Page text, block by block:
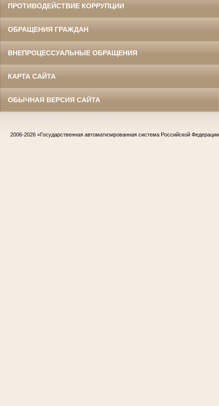
ПРОТИВОДЕЙСТВИЕ КОРРУПЦИИ
ОБРАЩЕНИЯ ГРАЖДАН
ВНЕПРОЦЕССУАЛЬНЫЕ ОБРАЩЕНИЯ
КАРТА САЙТА
ОБЫЧНАЯ ВЕРСИЯ САЙТА
2006-2026 «Государственная автоматизированная система Российской